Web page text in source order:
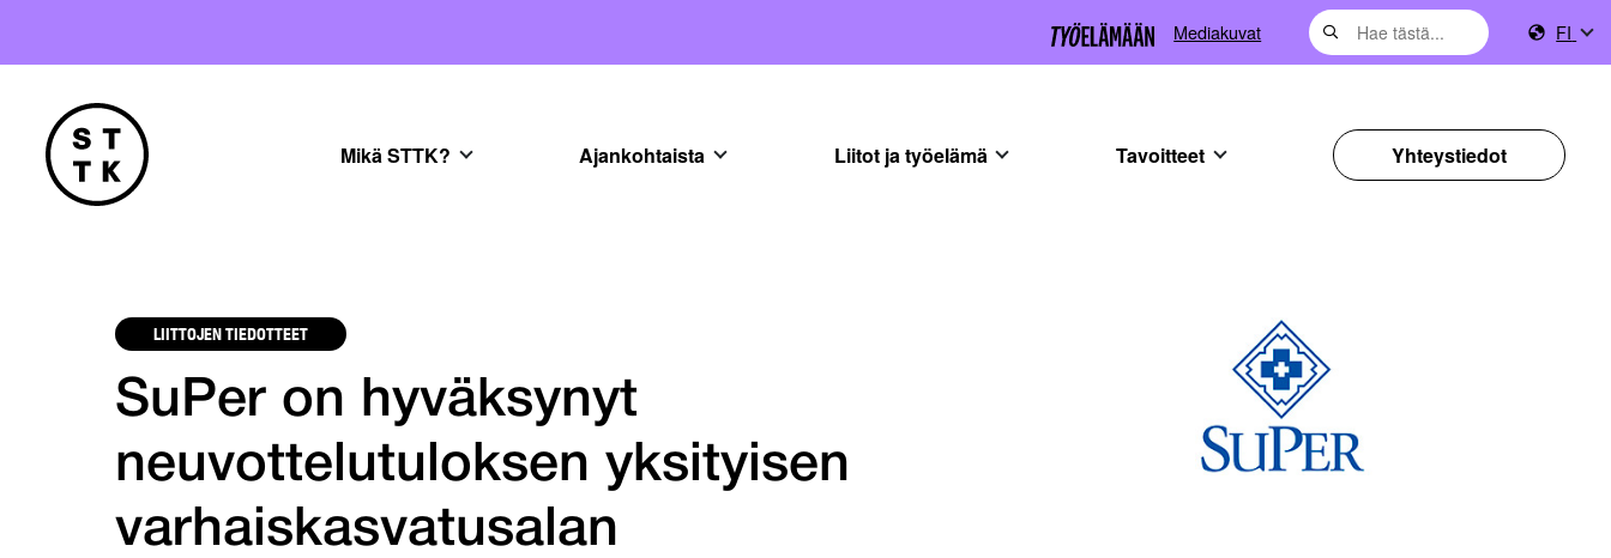
Mediakuvat FI
Mikä STTK? Ajankohtaista Liitot ja työelämä Tavoitteet Yhteystiedot
LIITTOJEN TIEDOTTEET
SuPer on hyväksynyt
neuvottelutuloksen yksityisen
varhaiskasvatusalan